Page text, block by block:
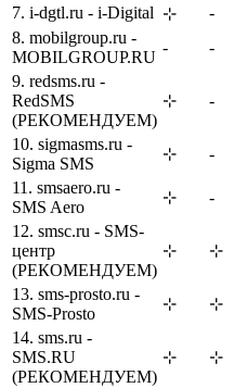
7. i-dgtl.ru - i-Digital ⊹ -
8. mobilgroup.ru -
MOBILGROUP.RU
- -
9. redsms.ru -
RedSMS
(РЕКОМЕНДУЕМ)
⊹ -
10. sigmasms.ru -
Sigma SMS
⊹ -
11. smsaero.ru -
SMS Aero
⊹ -
12. smsc.ru - SMS-
центр
(РЕКОМЕНДУЕМ)
⊹ ⊹
13. sms-prosto.ru -
SMS-Prosto
⊹ ⊹
14. sms.ru -
SMS.RU
(РЕКОМЕНДУЕМ)
⊹ ⊹